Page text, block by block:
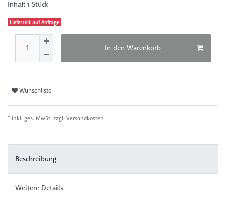
Inhalt 1 Stück
Lieferzeit auf Anfrage
In den Warenkorb
Wunschliste
* inkl. ges. MwSt. zzgl. Versandkosten
Beschreibung
Weitere Details